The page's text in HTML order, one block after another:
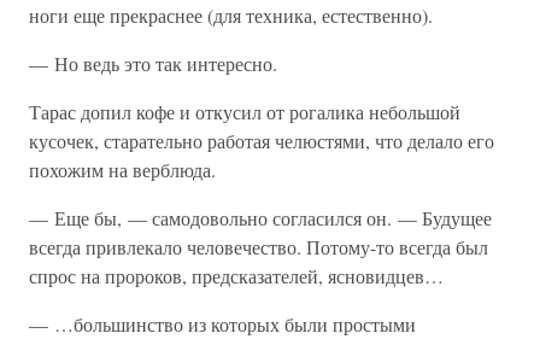
ноги еще прекраснее (для техника, естественно).
— Но ведь это так интересно.
Тарас допил кофе и откусил от рогалика небольшой
кусочек, старательно работая челюстями, что делало его
похожим на верблюда.
— Еще бы, — самодовольно согласился он. — Будущее
всегда привлекало человечество. Потому-то всегда был
спрос на пророков, предсказателей, ясновидцев…
— …большинство из которых были простыми